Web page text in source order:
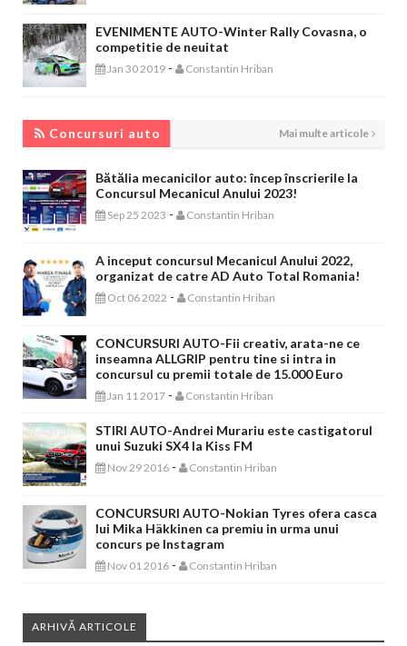
EVENIMENTE AUTO-Winter Rally Covasna, o
competitie de neuitat
Jan 30 2019 - Constantin Hriban
Concursuri auto Mai multe articole
Bătălia mecanicilor auto: încep înscrierile la
Concursul Mecanicul Anului 2023!
Sep 25 2023 - Constantin Hriban
A inceput concursul Mecanicul Anului 2022,
organizat de catre AD Auto Total Romania!
Oct 06 2022 - Constantin Hriban
CONCURSURI AUTO-Fii creativ, arata-ne ce
inseamna ALLGRIP pentru tine si intra in
concursul cu premii totale de 15.000 Euro
Jan 11 2017 - Constantin Hriban
STIRI AUTO-Andrei Murariu este castigatorul
unui Suzuki SX4 la Kiss FM
Nov 29 2016 - Constantin Hriban
CONCURSURI AUTO-Nokian Tyres ofera casca
lui Mika Häkkinen ca premiu in urma unui
concurs pe Instagram
Nov 01 2016 - Constantin Hriban
ARHIVĂ ARTICOLE